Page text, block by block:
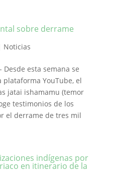
sobre derrame
Noticias
esta semana se
YouTube, el
jatai ishamamu (temor
testimonios de los
el derrame de tres mil
indígenas por
en itinerario de la